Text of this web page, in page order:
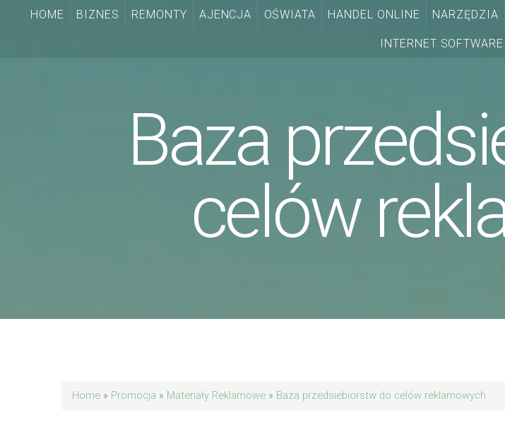
HOME BIZNES REMONTY AJENCJA OŚWIATA HANDEL ONLINE NARZĘDZIA
INTERNET SOFTWARE
Baza
celów
Home » Promocja » Materiały Reklamowe » Baza przedsiebiorstw do celów reklamowych